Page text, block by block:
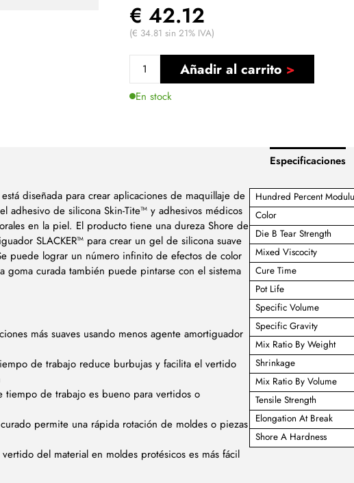
€ 42.12
(€ 34.81 sin 21% IVA)
Añadir al carrito
En stock
Especificaciones
diseñada para crear aplicaciones de maquillaje de
adhesivo de silicona Skin-Tite™ y adhesivos médicos
en la piel. El producto tiene una dureza Shore de
SLACKER™ para crear un gel de silicona suave
puede lograr un número infinito de efectos de color
goma curada también puede pintarse con el sistema
más suaves usando menos agente amortiguador
de trabajo reduce burbujas y facilita el vertido
tiempo de trabajo es bueno para vertidos o
permite una rápida rotación de moldes o piezas
del material en moldes protésicos es más fácil
Hundred Percent
Color
Die B Tear Strength
Mixed Viscocity
Cure Time
Pot Life
Specific Volume
Specific Gravity
Mix Ratio By Weight
Shrinkage
Mix Ratio By Volume
Tensile Strength
Elongation At Break
Shore A Hardness